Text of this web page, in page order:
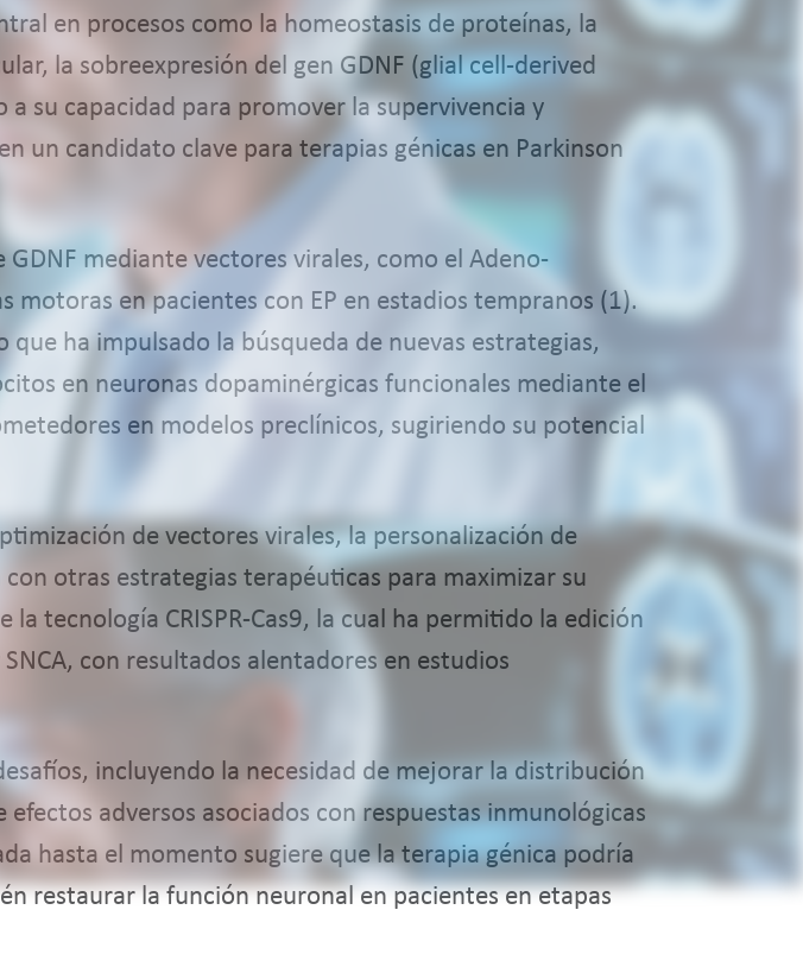
en procesos como la homeostasis de proteínas, la
la sobreexpresión del gen GDNF (glial cell-derived
su capacidad para promover la supervivencia y
un candidato clave para terapias génicas en Parkinson
mediante vectores virales, como el Adeno-
motoras en pacientes con EP en estadios tempranos (1).
ha impulsado la búsqueda de nuevas estrategias,
en neuronas dopaminérgicas funcionales mediante el
en modelos preclínicos, sugiriendo su potencial
de vectores virales, la personalización de
otras estrategias terapéuticas para maximizar su
tecnología CRISPR-Cas9, la cual ha permitido la edición
con resultados alentadores en estudios
incluyendo la necesidad de mejorar la distribución
adversos asociados con respuestas inmunológicas
hasta el momento sugiere que la terapia génica podría
restaurar la función neuronal en pacientes en etapas